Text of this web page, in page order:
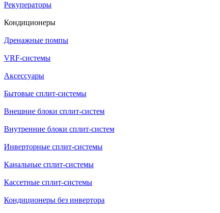
Рекуператоры
Кондиционеры
Дренажные помпы
VRF-системы
Аксессуары
Бытовые сплит-системы
Внешние блоки сплит-систем
Внутренние блоки сплит-систем
Инверторные сплит-системы
Канальные сплит-системы
Кассетные сплит-системы
Кондиционеры без инвертора